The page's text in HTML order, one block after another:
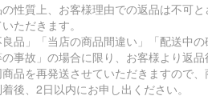
性質上、お客様理由での返品は不可と
ただきます。
良品」「当店の商品間違い」「配送中の
事故」の場合に限り、お客様より返品
商品を再発送させていただきますので、
後、2日以内にお申し出ください。